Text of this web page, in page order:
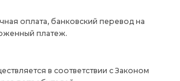
оплата, банковский перевод на
платеж.
в соответствии с Законом